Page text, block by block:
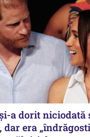
a dorit niciodată
dar era